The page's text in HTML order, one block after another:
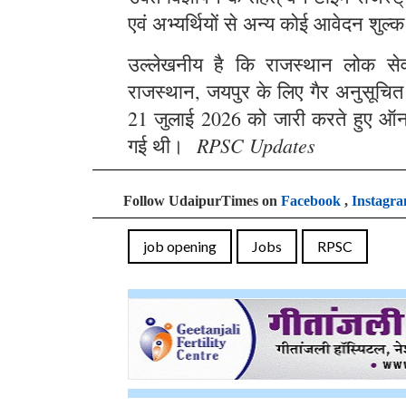
एवं अभ्यर्थियों से अन्य कोई आवेदन शुल्क
उल्लेखनीय है कि राजस्थान लोक सेवा
राजस्थान, जयपुर के लिए गैर अनुसूचित
21 जुलाई 2026 को जारी करते हुए
गई थी। RPSC Updates
Follow UdaipurTimes on Facebook ,
job opening Jobs RPSC